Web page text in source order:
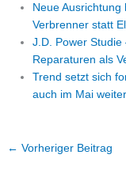
Neue
Verbrenner statt
J.D. Power
Reparaturen als
Trend setzt sich
auch im Mai weiter
← Vorheriger Beitrag